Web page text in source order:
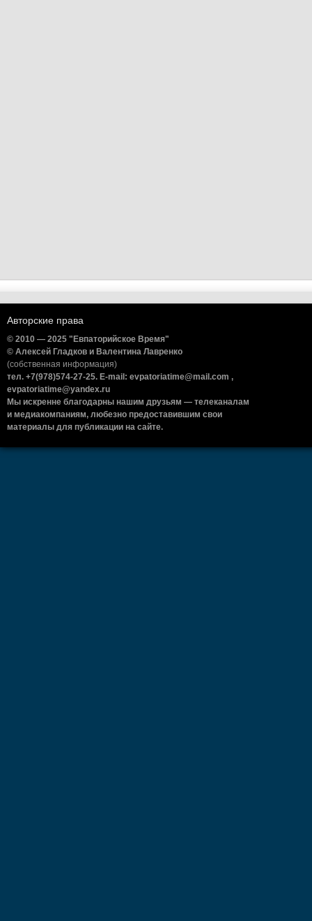
Авторские права
© 2010 — 2025 "Евпаторийское Время"
© Алексей Гладков и Валентина Лавренко
(собственная информация)
тел. +7(978)574-27-25. E-mail: evpatoriatime@mail.com ,
evpatoriatime@yandex.ru
Мы искренне благодарны нашим друзьям — телеканалам
и медиакомпаниям, любезно предоставившим свои
материалы для публикации на сайте.